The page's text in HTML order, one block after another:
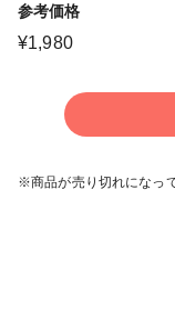
参考価格
¥1,980
※商品が売り切れになっ